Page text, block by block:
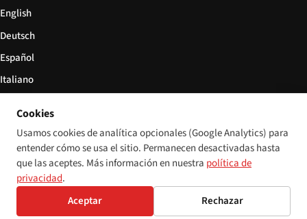
English
Deutsch
Español
Italiano
© 2026 Disability World. Todos los derechos reservados. Configuración de cookies
DeutschEspañol 简体中文PolskiFrançais
Cookies
Usamos cookies de analítica opcionales (Google Analytics) para
entender cómo se usa el sitio. Permanecen desactivadas hasta
que las aceptes. Más información en nuestra política de
privacidad.
Aceptar
Rechazar